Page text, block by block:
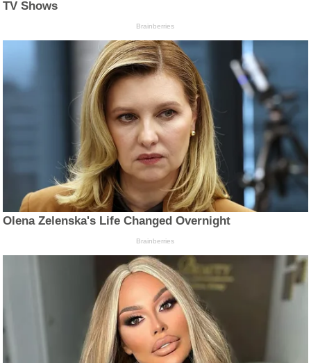
TV Shows
Brainberries
Olena Zelenska's Life Changed Overnight
Brainberries